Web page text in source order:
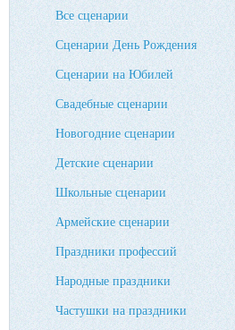
Все сценарии
Сценарии День Рождения
Сценарии на Юбилей
Свадебные сценарии
Новогодние сценарии
Детские сценарии
Школьные сценарии
Армейские сценарии
Праздники профессий
Народные праздники
Частушки на праздники